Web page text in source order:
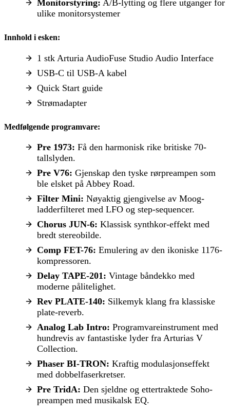
Monitorstyring: A/B-lytting og flere utganger for
ulike monitorsystemer
Innhold i esken:
1 stk Arturia AudioFuse Studio Audio Interface
USB-C til USB-A kabel
Quick Start guide
Strømadapter
Medfølgende programvare:
Pre 1973: Få den harmonisk rike britiske 70-
tallslyden.
Pre V76: Gjenskap den tyske rørpreampen som
ble elsket på Abbey Road.
Filter Mini: Nøyaktig gjengivelse av Moog-
ladderfilteret med LFO og step-sequencer.
Chorus JUN-6: Klassisk synthkor-effekt med
bredt stereobilde.
Comp FET-76: Emulering av den ikoniske 1176-
kompressoren.
Delay TAPE-201: Vintage båndekko med
moderne pålitelighet.
Rev PLATE-140: Silkemyk klang fra klassiske
plate-reverb.
Analog Lab Intro: Programvareinstrument med
hundrevis av fantastiske lyder fra Arturias V
Collection.
Phaser BI-TRON: Kraftig modulasjonseffekt
med dobbelfaserkretser.
Pre TridA: Den sjeldne og ettertraktede Soho-
preampen med musikalsk EQ.